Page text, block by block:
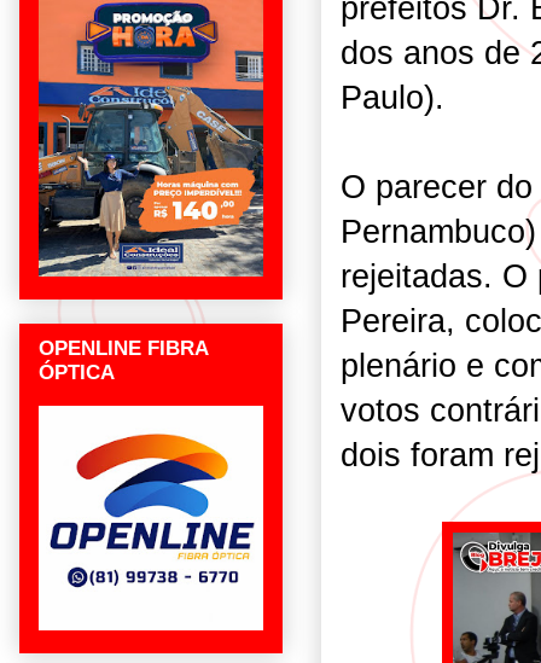
prefeitos Dr.
dos anos de
Paulo).
O parecer
rejeitadas. O
Pereira,
plenário e
votos
dois foram
OPENLINE FIBRA
ÓPTICA